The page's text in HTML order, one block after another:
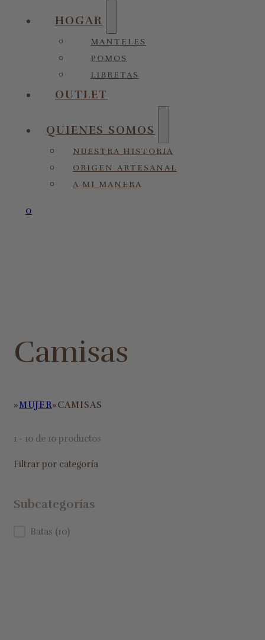
HOGAR
MANTELES
POMOS
LIBRETAS
OUTLET
QUIENES SOMOS
NUESTRA HISTORIA
ORIGEN ARTESANAL
A MI MANERA
0
Camisas
HOME
MUJER CAMISAS
1 - 10 de 10 productos
Filtrar por categoría
Subcategorías
Subcategorías
Batas (10)